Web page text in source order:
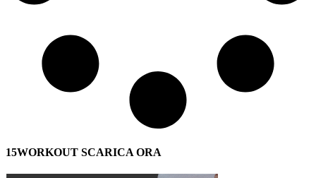
15WORKOUT SCARICA ORA